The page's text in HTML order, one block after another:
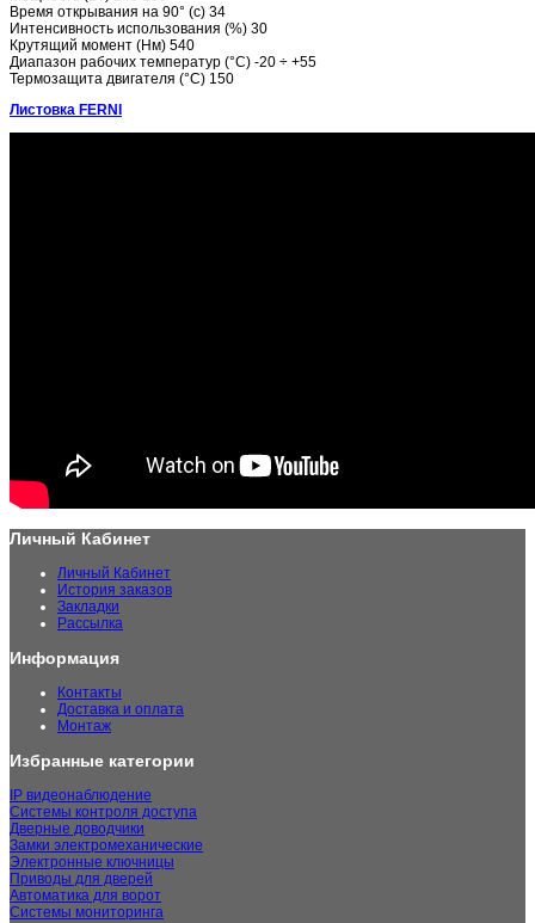
Время открывания на 90° (с) 34
Интенсивность использования (%) 30
Крутящий момент (Нм) 540
Диапазон рабочих температур (°C) -20 ÷ +55
Термозащита двигателя (°C) 150
Листовка FERNI
Личный Кабинет
Личный Кабинет
История заказов
Закладки
Рассылка
Информация
Контакты
Доставка и оплата
Монтаж
Избранные категории
IP видеонаблюдение
Системы контроля доступа
Дверные доводчики
Замки электромеханические
Электронные ключницы
Приводы для дверей
Автоматика для ворот
Системы мониторинга